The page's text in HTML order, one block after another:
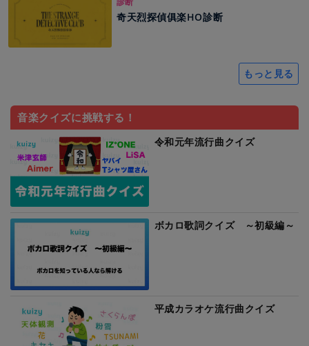
奇天烈探偵俱楽HO診断
もっと見る
音楽クイズに挑戦する！
令和元年流行曲クイズ
ボカロ歌詞クイズ ～初級編～
平成カラオケ流行曲クイズ